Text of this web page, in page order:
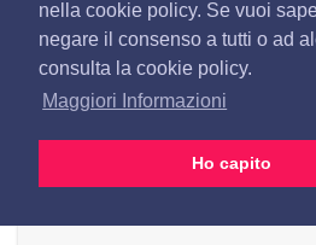
nella cookie policy. Se vuoi
negare il consenso a tutti o ad
consulta la cookie policy.
Maggiori Informazioni
Ho capito
03/03/2023 15:12 | politica
Pd: Marcucci, 'Schlein? Più
Berlinguer, sembra radicale